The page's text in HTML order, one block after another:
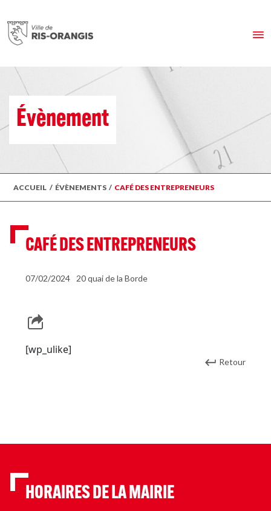
Évènement
ACCUEIL / ÉVÈNEMENTS / CAFÉ DES ENTREPRENEURS
CAFÉ DES ENTREPRENEURS
07/02/2024 20 quai de la Borde
[wp_ulike]
Retour
HORAIRES DE LA MAIRIE